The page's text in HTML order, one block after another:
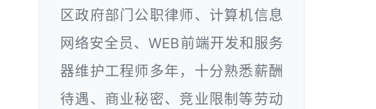
区政府部门公职律师、计算机信息
网络安全员、WEB前端开发和服务
器维护工程师多年，十分熟悉薪酬
待遇、商业秘密、竞业限制等劳动